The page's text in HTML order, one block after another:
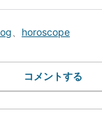
horoscope
コメントする